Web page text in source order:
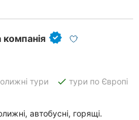
тури done тури по Європі
автобусні, горящі.